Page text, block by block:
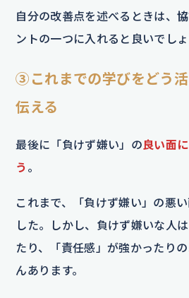
自分の改善点を述べるときは、
ントの一つに入れると良いでしょ
③これまでの学びをどう
伝える
最後に「負けず嫌い」の良い面
う 。
これまで、「負けず嫌い」の悪
した。しかし、負けず嫌いな人
たり、「責任感」が強かったり
んあります。